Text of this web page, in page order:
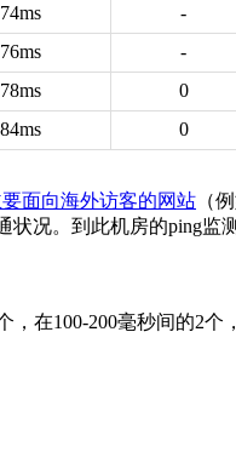
74ms -
76ms -
78ms 0
84ms 0
要面向海外访客的网站 （
况。到此机房的ping
在100-200毫秒间的2个